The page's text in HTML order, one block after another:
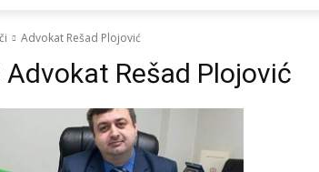
Advokat Rešad Plojović
Advokat Rešad Plojović